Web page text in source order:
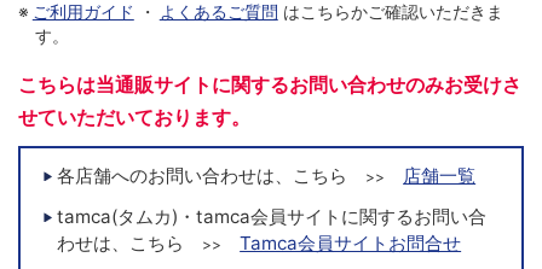
※ ご利用ガイド ・ よくあるご質問 はこちらかご確認いただきま
す。
こちらは当通販サイトに関するお問い合わせのみお受けさ
せていただいております。
各店舗へのお問い合わせは、こちら >>
店舗一覧
tamca(タムカ)・tamca会員サイトに関するお問い合
わせは、こちら
>>
Tamca会員サイトお問合せ